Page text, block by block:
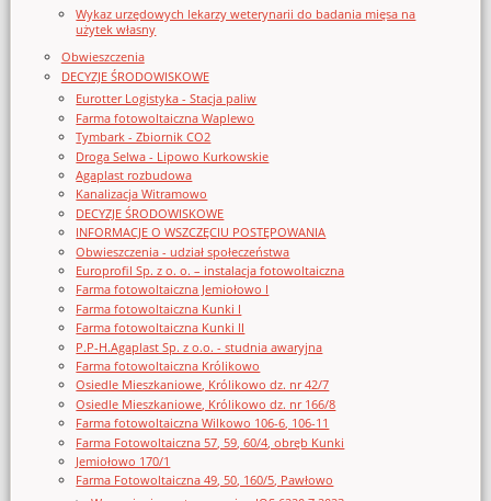
Wykaz urzędowych lekarzy weterynarii do badania mięsa na
użytek własny
Obwieszczenia
DECYZJE ŚRODOWISKOWE
Eurotter Logistyka - Stacja paliw
Farma fotowoltaiczna Waplewo
Tymbark - Zbiornik CO2
Droga Selwa - Lipowo Kurkowskie
Agaplast rozbudowa
Kanalizacja Witramowo
DECYZJE ŚRODOWISKOWE
INFORMACJE O WSZCZĘCIU POSTĘPOWANIA
Obwieszczenia - udział społeczeństwa
Europrofil Sp. z o. o. – instalacja fotowoltaiczna
Farma fotowoltaiczna Jemiołowo I
Farma fotowoltaiczna Kunki I
Farma fotowoltaiczna Kunki II
P.P-H.Agaplast Sp. z o.o. - studnia awaryjna
Farma fotowoltaiczna Królikowo
Osiedle Mieszkaniowe, Królikowo dz. nr 42/7
Osiedle Mieszkaniowe, Królikowo dz. nr 166/8
Farma fotowoltaiczna Wilkowo 106-6, 106-11
Farma Fotowoltaiczna 57, 59, 60/4, obręb Kunki
Jemiołowo 170/1
Farma Fotowoltaiczna 49, 50, 160/5, Pawłowo